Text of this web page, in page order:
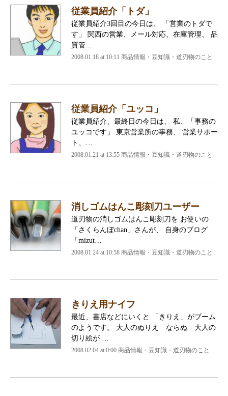
従業員紹介「トダ」
従業員紹介3回目の今日は、 「営業のトダで
す」 関西の営業、メール対応、在庫管理、 品
質管…
2008.01.18 at 10:11 商品情報・豆知識・道刃物のこと
従業員紹介「ユッコ」
従業員紹介、最終日の今日は、 私、「事務の
ユッコです」 東京営業所の事務、 営業サポー
ト、…
2008.01.21 at 13:55 商品情報・豆知識・道刃物のこと
消しゴムはんこ彫刻刀ユーザー
道刃物の消しゴムはんこ彫刻刀を お使いの
「さくらんぼchan」さんが、 自身のブログ
「mizut…
2008.01.24 at 10:58 商品情報・豆知識・道刃物のこと
きりえ用ナイフ
最近、書店などにいくと 「きりえ」がブーム
のようです。 大人のぬりえ ならぬ 大人の
切り絵が …
2008.02.04 at 0:00 商品情報・豆知識・道刃物のこと